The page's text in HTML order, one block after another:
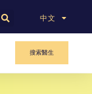
中文
English
搜索醫生